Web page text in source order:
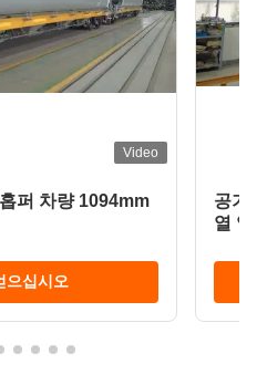
Video
퍼 차량 1094mm
으십시오
공기
열
열